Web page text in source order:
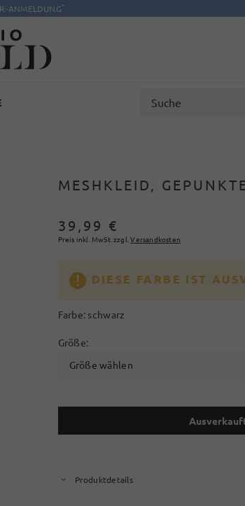
ANMELDUNG*
MESHKLEID,
39,99 €
Preis inkl. MwSt. zzgl.Versandkosten
DIESE FARBE IST
Farbe: schwarz
Größe:
Größe wählen
Produktdetails